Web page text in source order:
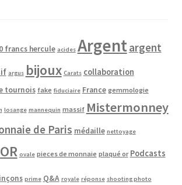
francs hercule acides Argentargent
argus bijoux Carats collaboration
tournois fake fiduciaire France gemmologie
losange mannequin massif Mistermonney
de Paris médaille nettoyage
OR ovale pieces de monnaie plaqué or Podcasts
prime Q&A royale réponse shooting photo